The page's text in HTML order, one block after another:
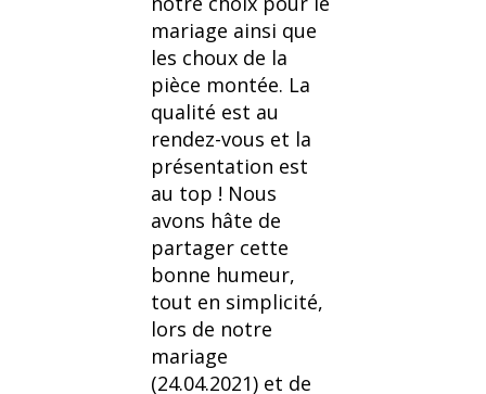
mariage ainsi que
les choux de la
pièce montée. La
qualité est au
rendez-vous et la
présentation est
au top ! Nous
avons hâte de
partager cette
bonne humeur,
tout en simplicité,
lors de notre
mariage
(24.04.2021) et de